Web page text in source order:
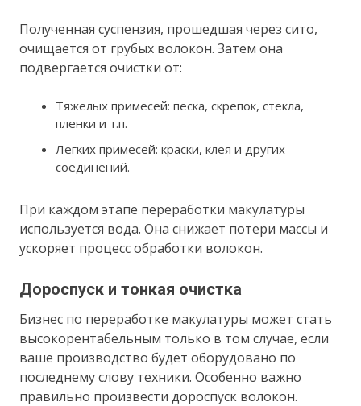
Полученная суспензия, прошедшая через сито,
очищается от грубых волокон. Затем она
подвергается очистки от:
Тяжелых примесей: песка, скрепок, стекла,
пленки и т.п.
Легких примесей: краски, клея и других
соединений.
При каждом этапе переработки макулатуры
используется вода. Она снижает потери массы и
ускоряет процесс обработки волокон.
Дороспуск и тонкая очистка
Бизнес по переработке макулатуры может стать
высокорентабельным только в том случае, если
ваше производство будет оборудовано по
последнему слову техники. Особенно важно
правильно произвести дороспуск волокон.